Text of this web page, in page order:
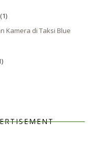
(1)
Kamera di Taksi Blue